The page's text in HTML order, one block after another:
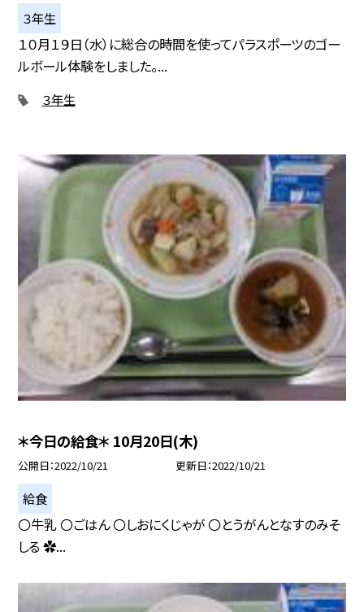
３年生
１０月１９日（水）に総合の時間を使ってパラスポーツのゴー
ルボール体験をしました。...
３年生
＊今日の給食＊ 10月20日(木)
公開日 2022/10/21 更新日 2022/10/21
給食
〇牛乳 〇ごはん 〇しおにくじゃが 〇とうがんとなすのみそ
しる ✿...